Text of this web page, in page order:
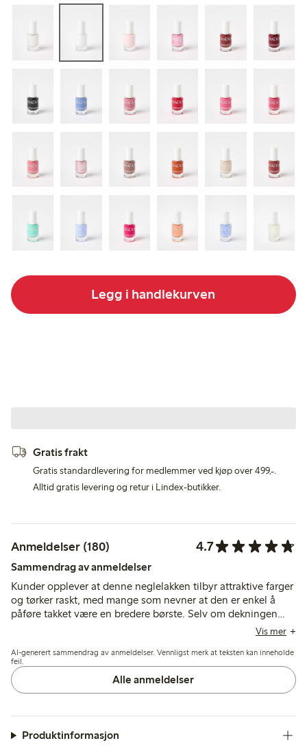
Legg i handlekurven
Gratis frakt
Gratis standardlevering for medlemmer ved kjøp over 499,-.
Alltid gratis levering og retur i Lindex-butikker.
Anmeldelser (180) 4.7
Sammendrag av anmeldelser
Kunder opplever at denne neglelakken tilbyr attraktive farger
og tørker raskt, med mange som nevner at den er enkel å
påføre takket være en bredere børste. Selv om dekningen
ofte krever flere lag, varer lakken vanligvis i flere dager, selv
tross for topplakk.
Vis mer
AI-generert sammendrag av anmeldelser. Vennligst merk at teksten kan inneholde
feil.
Alle anmeldelser
Produktinformasjon